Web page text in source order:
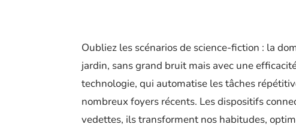
Oubliez les scénarios de science-fiction : la
jardin, sans grand bruit mais avec une
technologie, qui automatise les tâches
nombreux foyers récents. Les dispositifs
vedettes, ils transforment nos habitudes,